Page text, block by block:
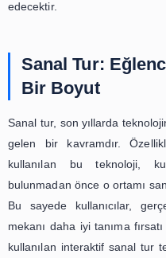
kolaylaştırmakla
atmosferini ve
seyahat deneyimine
Ayrıca, sanal turlar
yerler hakkında diğer
görebilirler. Bu sayede,
daha fazla bilgi edinir ve